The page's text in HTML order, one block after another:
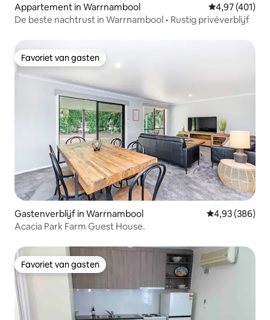
Appartement in Warrnambool Gemiddelde
4,97 (401)
De beste nachtrust in Warrnambool • Rustig privéverblijf
Favoriet van gasten
Favoriet van gasten
Gastenverblijf in Warrnambool Gemiddelde
4,93 (386)
Acacia Park Farm Guest House.
Favoriet van gasten
Favoriet van gasten